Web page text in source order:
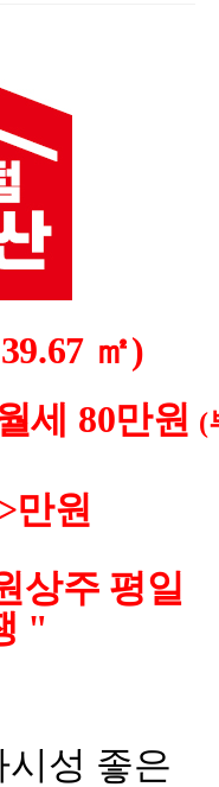
㎡)
세 80만원 (
만원
상주 평일
"
성 좋은